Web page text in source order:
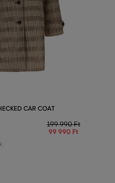
CAR COAT
199 990 Ft
99 990 Ft